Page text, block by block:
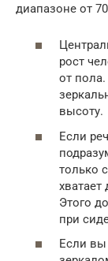
диапазоне от
рост
от
высоту.
Если
только
хватает
Этого
при
Если вы